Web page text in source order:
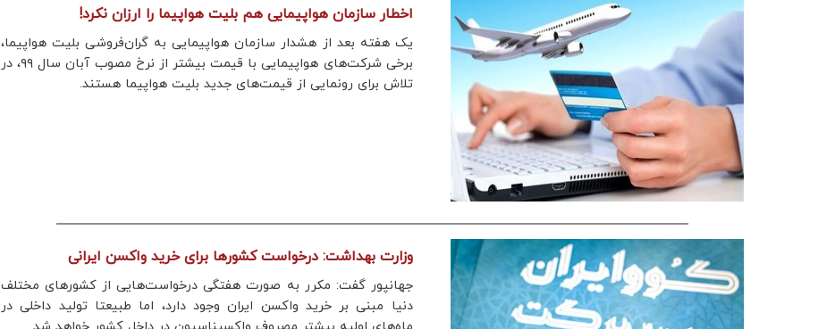
اخطار سازمان هواپیمایی هم بلیت‌ هواپیما را ارزان نکرد!
یک هفته بعد از هشدار سازمان هواپیمایی به گران‌فروشی بلیت هواپیما،
برخی شرکت‌های هواپیمایی با قیمت بیشتر از نرخ مصوب آبان سال ۹۹، در
تلاش برای رونمایی از قیمت‌های جدید بلیت هواپیما هستند.
وزارت بهداشت: درخواست کشور‌ها برای خرید واکسن ایرانی
جهانپور گفت: مکرر به صورت هفتگی درخواست‌هایی از کشور‌های مختلف
دنیا مبنی بر خرید واکسن ایران وجود دارد، اما طبیعتا تولید داخلی در